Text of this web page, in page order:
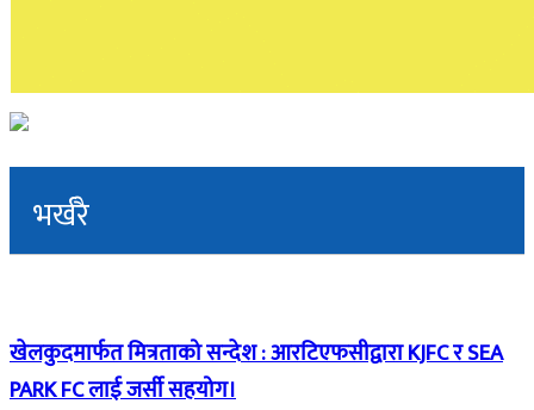
भर्खरै
खेलकुदमार्फत मित्रताको सन्देश : आरटिएफसीद्वारा KJFC र SEA
PARK FC लाई जर्सी सहयोग।